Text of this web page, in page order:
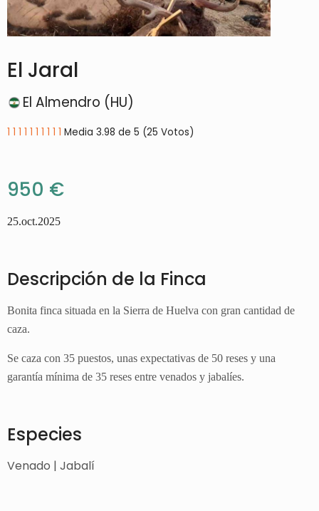
El Jaral
El Almendro (HU)
1 1 1 1 1 1 1 1 1 1 Media 3.98 de 5 (25 Votos)
950 €
25.oct.2025
Descripción de la Finca
Bonita finca situada en la Sierra de Huelva con gran cantidad de
caza.
Se caza con 35 puestos, unas expectativas de 50 reses y una
garantía mínima de 35 reses entre venados y jabalíes.
Especies
Venado | Jabalí